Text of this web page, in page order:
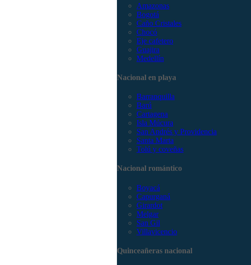
Amazonas
Bogotá
Caño Cristales
Chocó
Eje cafetero
Guajira
Medellín
Nacional en playa
Barranquilla
Barú
Cartagena
Isla Múcura
San Andrés y Providencia
Santa Marta
Tolú y coveñas
Nacional romántico
Boyacá
Capurganá
Girardot
Melgar
San Gil
Villavicencio
Quinceañeras nacional